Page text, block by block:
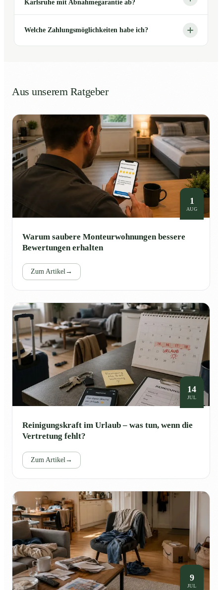
Karlsruhe mit Abnahmegarantie ab?
Welche Zahlungsmöglichkeiten habe ich?
Aus unserem Ratgeber
1
AUG
Warum saubere Monteurwohnungen bessere
Bewertungen erhalten
Zum Artikel→
14
JUL
Reinigungskraft im Urlaub – was tun, wenn die
Vertretung fehlt?
Zum Artikel→
9
JUL